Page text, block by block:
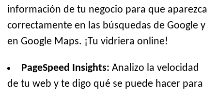
información de tu negocio para que aparezca
correctamente en las búsquedas de Google y
en Google Maps. ¡Tu vidriera online!
PageSpeed Insights: Analizo la velocidad
de tu web y te digo qué se puede hacer para